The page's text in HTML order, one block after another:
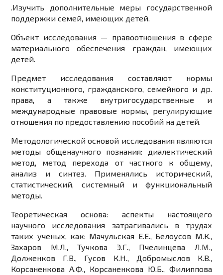
.Изучить дополнительные меры государственной
поддержки семей, имеющих детей.
Объект исследования — правоотношения в сфере
материального обеспечения граждан, имеющих
детей.
Предмет исследования составляют нормы
конституционного, гражданского, семейного и др.
права, а также внутригосударственные и
международные правовые нормы, регулирующие
отношения по предоставлению пособий на детей.
Методологической основой исследования являются
методы общенаучного познания: диалектический
метод, метод перехода от частного к общему,
анализ и синтез. Применялись исторический,
статистический, системный и функциональный
методы.
Теоретическая основа: аспекты настоящего
научного исследования затрагивались в трудах
таких ученых, как: Мачульская Е.Е., Белоусов М.К.,
Захаров М.Л., Тучкова Э.Г., Пчелинцева Л.М.,
Долженков Г.В., Гусов К.Н., Добромыслов К.В.,
Корсаненкова А.Ф., Корсаненкова Ю.Б., Филиппова